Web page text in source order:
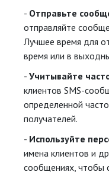
Отправьте
отправляйте
Лучшее время для
время или в
Учитывайте
клиентов SMS-
определенной
получателей.
Используйте
имена клиентов и
сообщениях, чтобы